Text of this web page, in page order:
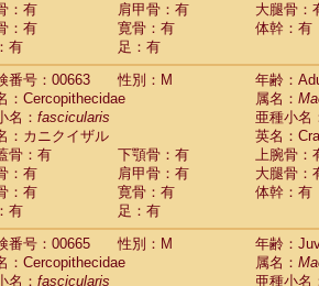
：有
肩甲骨：有
大腿骨：
：有
寛骨：有
体幹：有
有
足：有
番号：00663
性別：M
年齢：
：Cercopithecidae
属名：
名： fascicularis
亜種小名
：カニクイザル
英名：
骨：有
下顎骨：有
上腕骨：
：有
肩甲骨：有
大腿骨：
：有
寛骨：有
体幹：有
有
足：有
番号：00665
性別：M
年齢：
：Cercopithecidae
属名：
名： fascicularis 亜種小名